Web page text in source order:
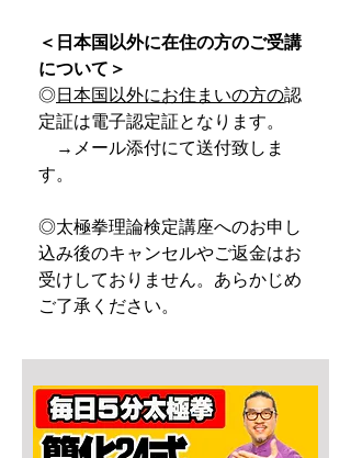
＜日本国以外に在住の方のご受講
について＞
◎日本国以外にお住まいの方の認
定証は電子認定証となります。
→メール添付にて送付致しま
す。
◎太極拳理論検定講座へのお申し
込み後のキャンセルやご返金はお
受けしておりません。あらかじめ
ご了承ください。